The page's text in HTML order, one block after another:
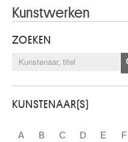
Kunstwerken
ZOEKEN
KUNSTENAAR(S)
A B C D E F